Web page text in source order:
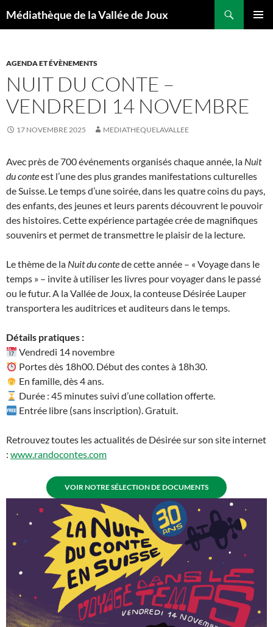
auMédiathèque de la Vallée de Joux
AGENDA ET ÉVÈNEMENTS
NUIT DU CONTE –
VENDREDI 14 NOVEMBRE
17 NOVEMBRE 2025 MEDIATHEQUELAVALLEE
Avec près de 700 événements organisés chaque année, la Nuit
du conteest l’une des plus grandes manifestations culturelles
de Suisse. Le temps d’une soirée, dans les quatre coins du pays,
des enfants, des jeunes et leurs parents découvrent le pouvoir
des histoires. Cette expérience partagée crée de magnifiques
souvenirs et permet de transmettre le plaisir de la lecture.
Le thème de la Nuit du contede cette année – « Voyage dans le
temps » – invite à utiliser les livres pour voyager dans le passé
ou le futur. A la Vallée de Joux, la conteuse Désirée Lauper
transportera les auditrices et auditeurs dans le temps.
Détails pratiques :
Vendredi 14 novembre
Portes dès 18h00. Début des contes à 18h30.
En famille, dès 4 ans.
Durée : 45 minutes suivi d’une collation offerte.
Entrée libre (sans inscription). Gratuit.
Retrouvez toutes les actualités de Désirée sur son site internet
: www.randocontes.com
VOIR NOTRE SÉLECTION DE DOCUMENTS